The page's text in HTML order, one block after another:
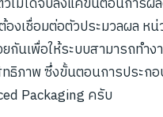
งเชื่อมต่อตัวประมวลผล ห
กันเพื่อให้ระบบสามารถทำ
ทธิภาพ ซึ่งขั้นตอนการประก
Packaging ครับ